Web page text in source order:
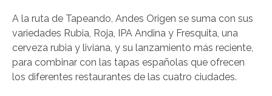
A la ruta de Tapeando, Andes Origen se suma con sus
variedades Rubia, Roja, IPA Andina y Fresquita, una
cerveza rubia y liviana, y su lanzamiento más reciente,
para combinar con las tapas españolas que ofrecen
los diferentes restaurantes de las cuatro ciudades.